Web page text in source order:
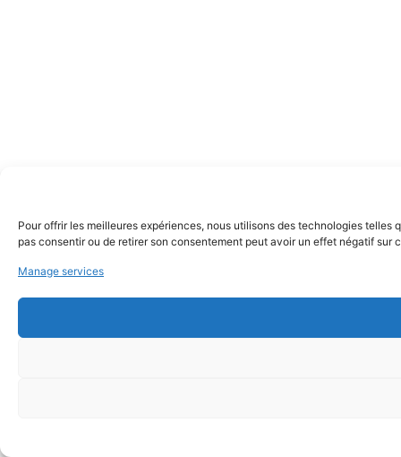
Pour offrir les meilleures expériences, nous utilisons des technologies
pas consentir ou de retirer son consentement peut avoir un effet négatif sur
Manage services